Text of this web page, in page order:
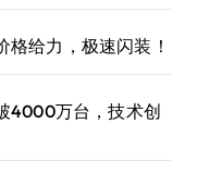
给力，极速闪装！
4000万台，技术创